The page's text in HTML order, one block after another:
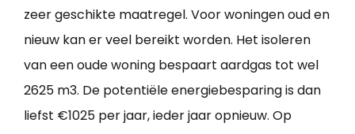
zeer geschikte maatregel. Voor woningen oud en
nieuw kan er veel bereikt worden. Het isoleren
van een oude woning bespaart aardgas tot wel
2625 m3. De potentiële energiebesparing is dan
liefst €1025 per jaar, ieder jaar opnieuw. Op